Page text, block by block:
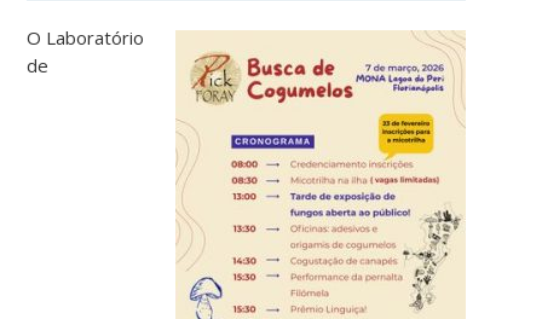
O Laboratório
de